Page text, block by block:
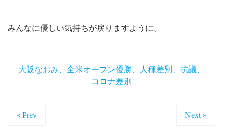
みんなに優しい気持ちが戻りますように。
大阪なおみ、全米オープン優勝、人種差別、抗議、
コロナ差別
« Prev Next »